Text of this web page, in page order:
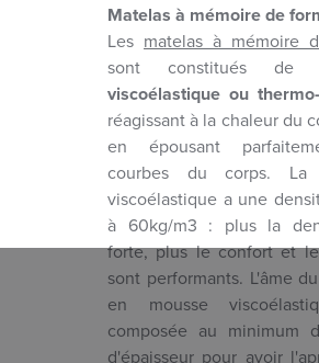
Matelas à mémoire de
Les matelas à mémoire
sont constitués de
viscoélastique ou
réagissant à la chaleur du
en épousant
courbes du corps. La
viscoélastique a une
à 60kg/m3 : plus la
forte, plus le confort et
sont performants. L'âme
en mousse
composée au minimum
d'épaisseur pour avoir